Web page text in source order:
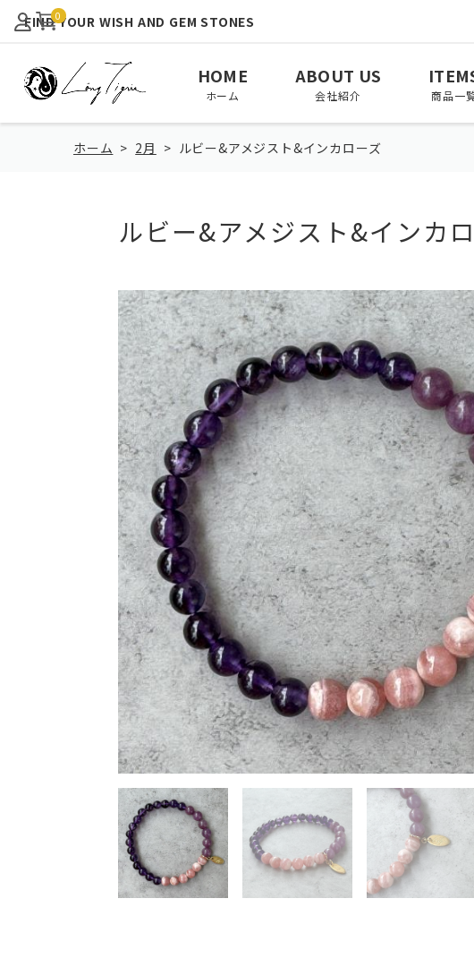
0
ホーム
HOME
会社紹介
ABOUT US
商品一
View All January February
9月 10月
FIND YOUR WISH AND GEM STONES
ホーム 2月 ルビー&アメジスト&インカローズ
ルビー&アメジスト&インカ